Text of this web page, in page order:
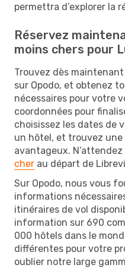
permettra d’explorer la
Réservez
moins chers pour
Trouvez dès
sur Opodo, et obtenez
nécessaires pour votre
coordonnées pour
choisissez les dates de
un hôtel, et trouvez
avantageux.
cher au départ de
Sur Opodo, nous vous
informations
itinéraires de vol
information sur 690
000 hôtels dans le
différentes pour votre
oublier notre large